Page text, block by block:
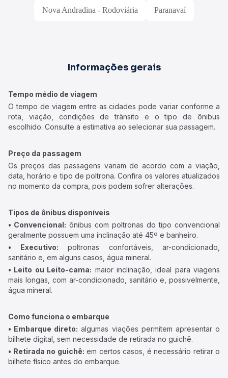
Nova Andradina - Rodoviária Paranavaí
Informações gerais
Tempo médio de viagem
O tempo de viagem entre as cidades pode variar conforme a
rota, viação, condições de trânsito e o tipo de ônibus
escolhido. Consulte a estimativa ao selecionar sua passagem.
Preço da passagem
Os preços das passagens variam de acordo com a viação,
data, horário e tipo de poltrona. Confira os valores atualizados
no momento da compra, pois podem sofrer alterações.
Tipos de ônibus disponíveis
• Convencional: ônibus com poltronas do tipo convencional
geralmente possuem uma inclinação até 45º e banheiro.
• Executivo: poltronas confortáveis, ar-condicionado,
sanitário e, em alguns casos, água mineral.
• Leito ou Leito-cama: maior inclinação, ideal para viagens
mais longas, com ar-condicionado, sanitário e, possivelmente,
água mineral.
Como funciona o embarque
• Embarque direto: algumas viações permitem apresentar o
bilhete digital, sem necessidade de retirada no guichê.
• Retirada no guichê: em certos casos, é necessário retirar o
bilhete físico antes do embarque.